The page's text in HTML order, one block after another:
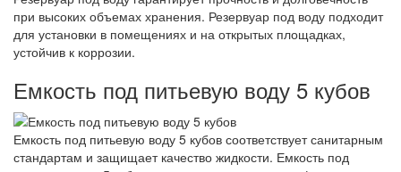
при высоких объемах хранения. Резервуар под воду подходит
для установки в помещениях и на открытых площадках,
устойчив к коррозии.
Емкость под питьевую воду 5 кубов
Емкость под питьевую воду 5 кубов соответствует санитарным
стандартам и защищает качество жидкости. Емкость под